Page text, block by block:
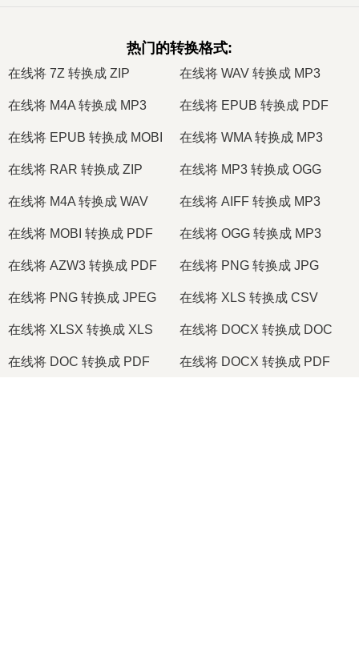
热门的转换格式:
在线将 7Z 转换成 ZIP 在线将 WAV 转换成 MP3
在线将 M4A 转换成 MP3 在线将 EPUB 转换成 PDF
在线将 EPUB 转换成 MOBI 在线将 WMA 转换成 MP3
在线将 RAR 转换成 ZIP 在线将 MP3 转换成 OGG
在线将 M4A 转换成 WAV 在线将 AIFF 转换成 MP3
在线将 MOBI 转换成 PDF 在线将 OGG 转换成 MP3
在线将 AZW3 转换成 PDF 在线将 PNG 转换成 JPG
在线将 PNG 转换成 JPEG 在线将 XLS 转换成 CSV
在线将 XLSX 转换成 XLS 在线将 DOCX 转换成 DOC
在线将 DOC 转换成 PDF 在线将 DOCX 转换成 PDF